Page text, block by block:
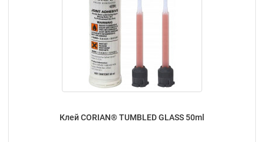
Клей CORIAN® TUMBLED GLASS 50ml